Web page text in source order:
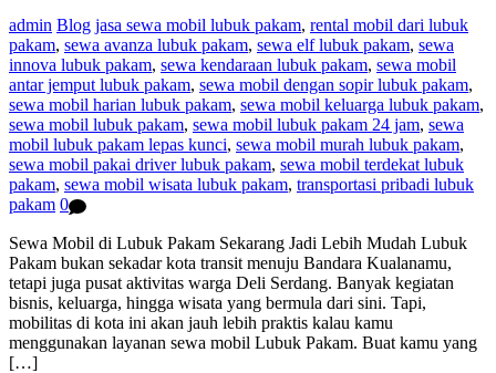
admin Blog jasa sewa mobil lubuk pakam, rental mobil dari lubuk
pakam, sewa avanza lubuk pakam, sewa elf lubuk pakam, sewa
innova lubuk pakam, sewa kendaraan lubuk pakam, sewa mobil
antar jemput lubuk pakam, sewa mobil dengan sopir lubuk pakam,
sewa mobil harian lubuk pakam, sewa mobil keluarga lubuk pakam,
sewa mobil lubuk pakam, sewa mobil lubuk pakam 24 jam, sewa
mobil lubuk pakam lepas kunci, sewa mobil murah lubuk pakam,
sewa mobil pakai driver lubuk pakam, sewa mobil terdekat lubuk
pakam, sewa mobil wisata lubuk pakam, transportasi pribadi lubuk
pakam 0
Sewa Mobil di Lubuk Pakam Sekarang Jadi Lebih Mudah Lubuk
Pakam bukan sekadar kota transit menuju Bandara Kualanamu,
tetapi juga pusat aktivitas warga Deli Serdang. Banyak kegiatan
bisnis, keluarga, hingga wisata yang bermula dari sini. Tapi,
mobilitas di kota ini akan jauh lebih praktis kalau kamu
menggunakan layanan sewa mobil Lubuk Pakam. Buat kamu yang
[…]